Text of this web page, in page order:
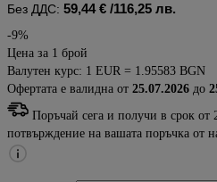
Без ДДС: 59,44 € /116,25 лв.
-9%
Цена за 1 брой
Валутен курс: 1 EUR = 1.95583 BGN
Офертата е валидна от 25.07.2026 до
Поръчай сега и получи в срок от
потвърждение на вашата поръчка от